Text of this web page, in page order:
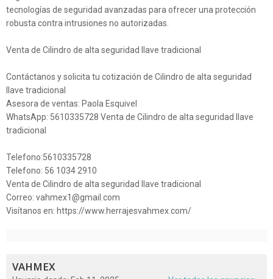
tecnologías de seguridad avanzadas para ofrecer una protección
robusta contra intrusiones no autorizadas.
Venta de Cilindro de alta seguridad llave tradicional
Contáctanos y solicita tu cotización de Cilindro de alta seguridad
llave tradicional
Asesora de ventas: Paola Esquivel
WhatsApp: 5610335728 Venta de Cilindro de alta seguridad llave
tradicional
Telefono:5610335728
Telefono: 56 1034 2910
Venta de Cilindro de alta seguridad llave tradicional
Correo: vahmex1@gmail.com
Visítanos en: https://www.herrajesvahmex.com/
VAHMEX